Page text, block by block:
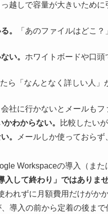
越しで容量が大きいため
。
「あのファイルはどこ
い。 ホワイトボードや口
ら「なんとなく詳しい人
会社に行かないとメールもフ
わからない。
比較したい
。
メールしか使っておらず
Workspaceの導入（ま
入して終わり」ではありませ
われずに月額費用だけがか
導入の前から定着の後まで